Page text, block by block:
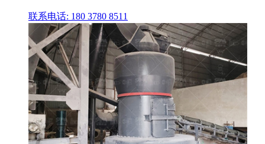
联系电话: 180 3780 8511